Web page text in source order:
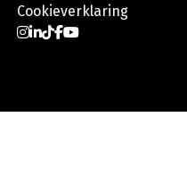
Cookieverklaring
Ga naar Instagram
Ga naar LinkedIn
Ga naar TikTok
Ga naar Facebook
Ga naar YouTube